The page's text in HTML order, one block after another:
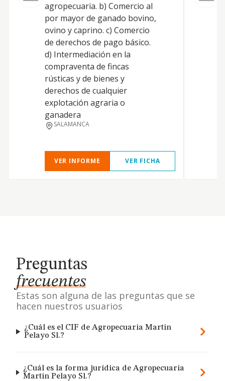
agropecuaria. b) Comercio al
por mayor de ganado bovino,
ovino y caprino. c) Comercio
de derechos de pago básico.
d) Intermediación en la
compraventa de fincas
rústicas y de bienes y
derechos de cualquier
explotación agraria o
ganadera
SALAMANCA
VER INFORME VER FICHA
Preguntas
frecuentes
Estas son alguna de las preguntas que se
hacen nuestros usuarios
¿Cuál es el CIF de Agropecuaria Martin
Pelayo Sl.?
¿Cuál es la forma jurídica de Agropecuaria
Martin Pelayo Sl.?